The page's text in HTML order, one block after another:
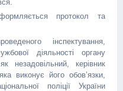
протокол та
інспектування,
діяльності органу
незадовільний, керівник
його обов’язки,
поліції України